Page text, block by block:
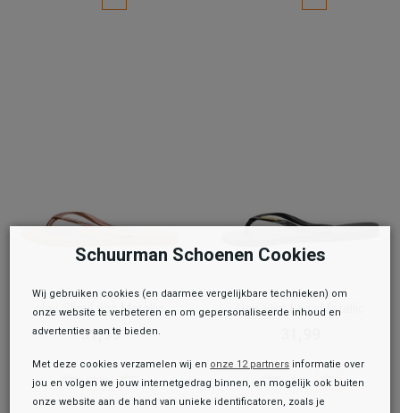
Havaianas
Hav. Slim Logo Metallic
31,99
Havaianas
Hav. Slim Logo Metallic
Schuurman Schoenen Cookies
Wij gebruiken cookies (en daarmee vergelijkbare technieken) om
onze website te verbeteren en om gepersonaliseerde inhoud en
advertenties aan te bieden.
Met deze cookies verzamelen wij en onze 12 partners informatie over
jou en volgen we jouw internetgedrag binnen, en mogelijk ook buiten
onze website aan de hand van unieke identificatoren, zoals je